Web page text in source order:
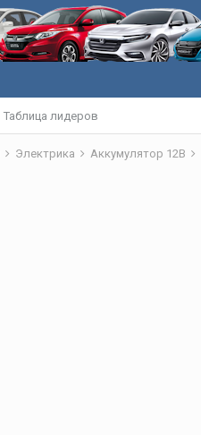
Таблица лидеров
Электрика Аккумулятор 12В